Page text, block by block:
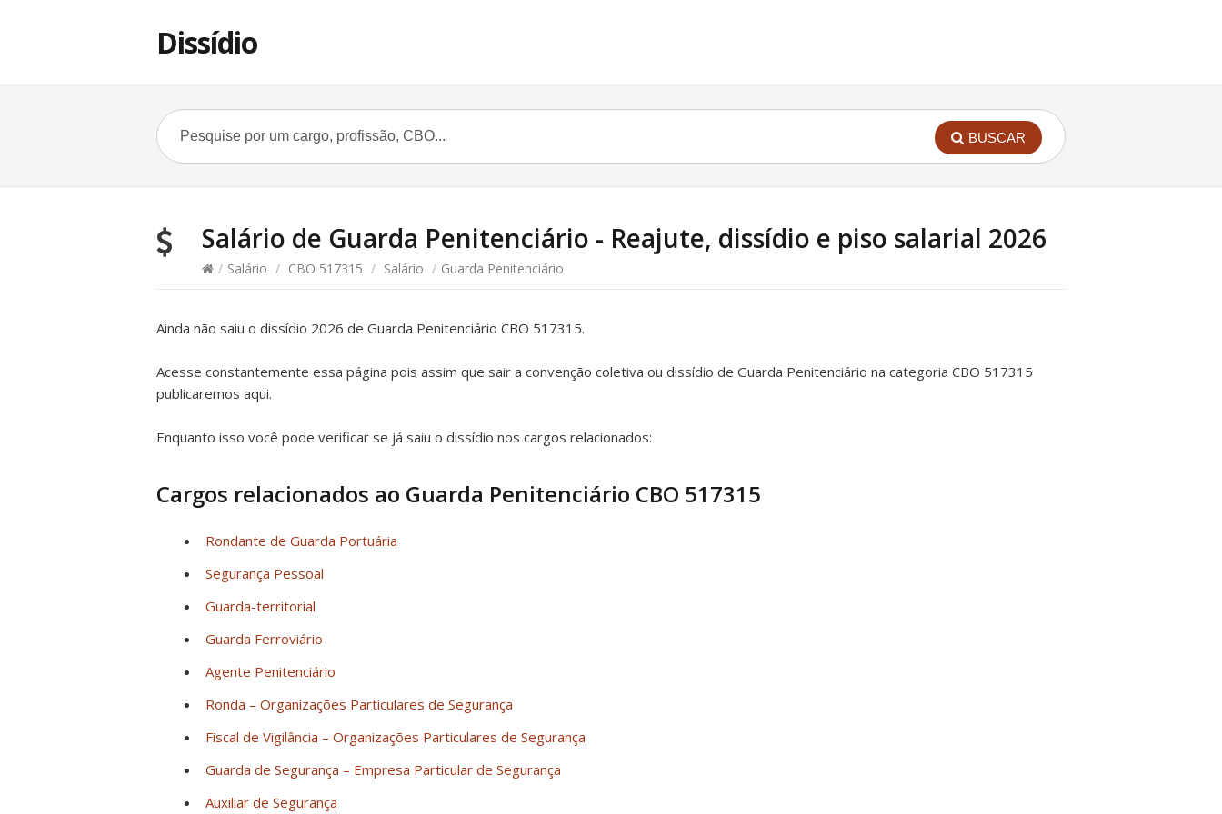
Dissídio
BUSCAR
Salário de Guarda Penitenciário - Reajute, dissídio e piso salarial 2026
/ Salário / CBO 517315 / Salário / Guarda Penitenciário
Ainda não saiu o dissídio 2026 de Guarda Penitenciário CBO 517315.
Acesse constantemente essa página pois assim que sair a convenção coletiva ou dissídio de Guarda Penitenciário na categoria CBO 517315
publicaremos aqui.
Enquanto isso você pode verificar se já saiu o dissídio nos cargos relacionados:
Cargos relacionados ao Guarda Penitenciário CBO 517315
Rondante de Guarda Portuária
Segurança Pessoal
Guarda-territorial
Guarda Ferroviário
Agente Penitenciário
Ronda – Organizações Particulares de Segurança
Fiscal de Vigilância – Organizações Particulares de Segurança
Guarda de Segurança – Empresa Particular de Segurança
Auxiliar de Segurança